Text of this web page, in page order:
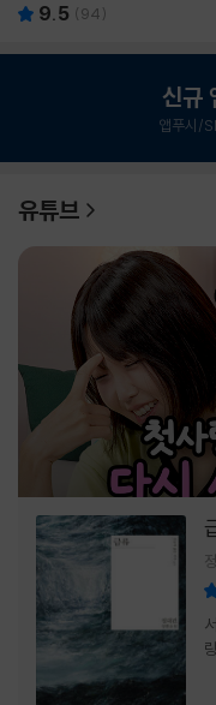
9.5 (94)
신규
앱푸시/
유튜브